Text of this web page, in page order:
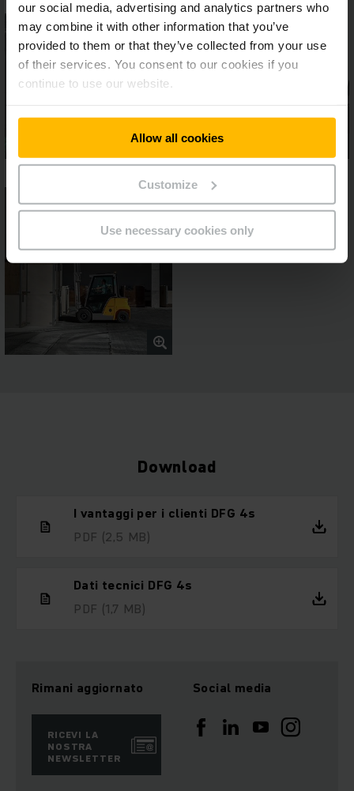
our social media, advertising and analytics partners who
may combine it with other information that you’ve
provided to them or that they’ve collected from your use
of their services. You consent to our cookies if you
continue to use our website.
Allow all cookies
Customize
Use necessary cookies only
Download
I vantaggi per i clienti DFG 4s
PDF (2,5 MB)
Dati tecnici DFG 4s
PDF (1,7 MB)
Rimani aggiornato
RICEVI LA
NOSTRA
NEWSLETTER
Social media